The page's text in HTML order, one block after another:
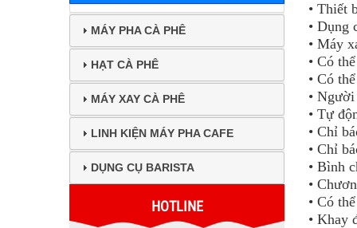
MÁY PHA CÀ PHÊ
HẠT CÀ PHÊ
MÁY XAY CÀ PHÊ
LINH KIỆN MÁY PHA CAFE
DỤNG CỤ BARISTA
HOTLINE
• Thiết
• Dụng
• Máy
• Có
• Có
•
• Tự
• Chỉ
• Chỉ
• Bình
•
• Có
• Khay